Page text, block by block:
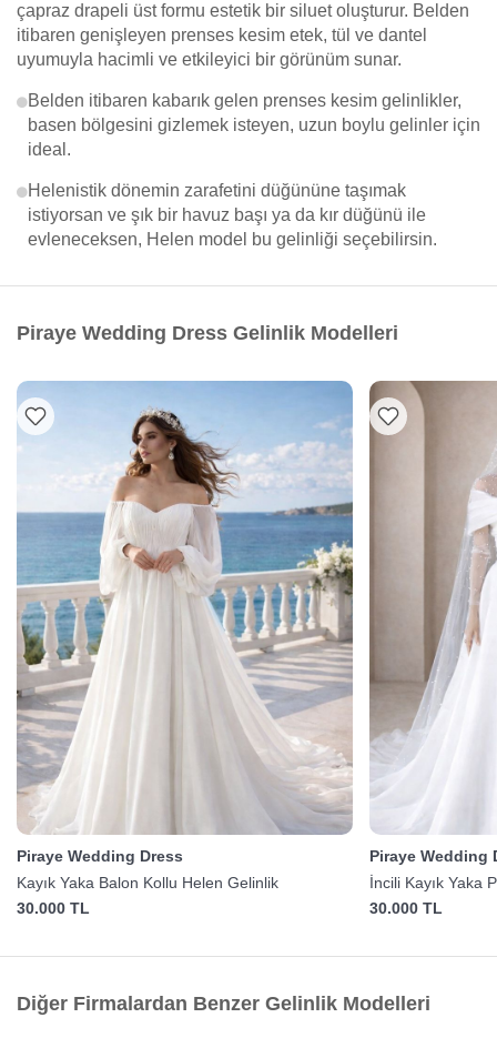
çapraz drapeli üst formu estetik bir siluet oluşturur. Belden
itibaren genişleyen prenses kesim etek, tül ve dantel
uyumuyla hacimli ve etkileyici bir görünüm sunar.
Belden itibaren kabarık gelen prenses kesim gelinlikler,
basen bölgesini gizlemek isteyen, uzun boylu gelinler için
ideal.
Helenistik dönemin zarafetini düğününe taşımak
istiyorsan ve şık bir havuz başı ya da kır düğünü ile
evleneceksen, Helen model bu gelinliği seçebilirsin.
Piraye Wedding Dress Gelinlik Modelleri
Piraye Wedding Dress
Kayık Yaka Balon Kollu Helen Gelinlik
30.000 TL
Piraye Wedding
İncili Kayık Yaka
30.000 TL
Diğer Firmalardan Benzer Gelinlik Modelleri